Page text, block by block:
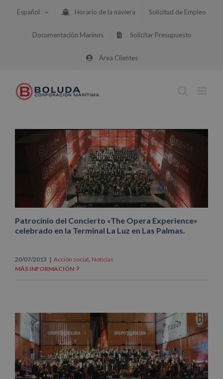
Español Horario de la naviera Solicitud de Empleo
Documentación Marinos Solicitar Presupuesto
Área Clientes
Patrocinio del Concierto «The Opera Experience»
celebrado en la Terminal La Luz en Las Palmas.
20/07/2013 | Acción social, Noticias
MÁS INFORMACIÓN